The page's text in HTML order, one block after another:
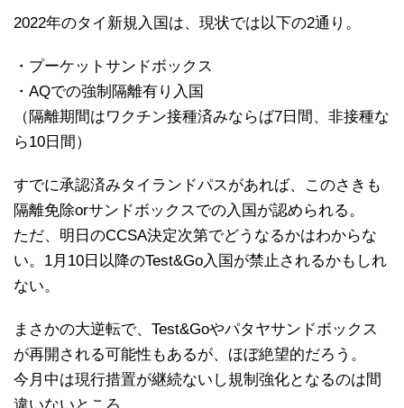
2022年のタイ新規入国は、現状では以下の2通り。
・プーケットサンドボックス
・AQでの強制隔離有り入国
（隔離期間はワクチン接種済みならば7日間、非接種な
ら10日間）
すでに承認済みタイランドパスがあれば、このさきも
隔離免除orサンドボックスでの入国が認められる。
ただ、明日のCCSA決定次第でどうなるかはわからな
い。1月10日以降のTest&Go入国が禁止されるかもしれ
ない。
まさかの大逆転で、Test&Goやパタヤサンドボックス
が再開される可能性もあるが、ほぼ絶望的だろう。
今月中は現行措置が継続ないし規制強化となるのは間